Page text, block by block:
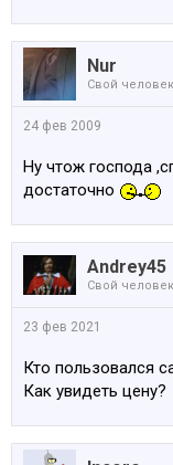
Nur
Свой человек
24 фев 2009
Ну чтож господа
достаточно
Andrey45
Свой человек
23 фев 2021
Кто пользовался
Как увидеть цену?